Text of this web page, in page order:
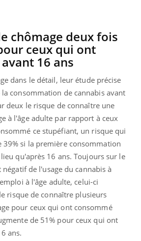
chômage deux fois
ceux qui ont
16 ans
dans le détail, leur étude précise
consommation de cannabis avant
deux le risque de connaître une
à l'âge adulte par rapport à ceux
ce stupéfiant, un risque qui
39% si la première consommation
qu'après 16 ans. Toujours sur le
de l'usage du cannabis à
à l'âge adulte, celui-ci
risque de connaître plusieurs
pour ceux qui ont consommé
de 51% pour ceux qui ont
ans.